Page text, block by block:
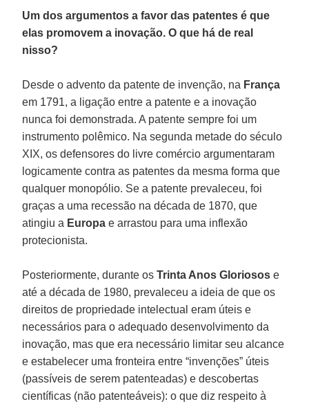
Um dos argumentos a favor das patentes é que
elas promovem a inovação. O que há de real
nisso?
Desde o advento da patente de invenção, na França
em 1791, a ligação entre a patente e a inovação
nunca foi demonstrada. A patente sempre foi um
instrumento polêmico. Na segunda metade do século
XIX, os defensores do livre comércio argumentaram
logicamente contra as patentes da mesma forma que
qualquer monopólio. Se a patente prevaleceu, foi
graças a uma recessão na década de 1870, que
atingiu a Europa e arrastou para uma inflexão
protecionista.
Posteriormente, durante osTrinta Anos Gloriosos e
até a década de 1980, prevaleceu a ideia de que os
direitos de propriedade intelectual eram úteis e
necessários para o adequado desenvolvimento da
inovação, mas que era necessário limitar seu alcance
e estabelecer uma fronteira entre “invenções” úteis
(passíveis de serem patenteadas) e descobertas
científicas (não patenteáveis): o que diz respeito à